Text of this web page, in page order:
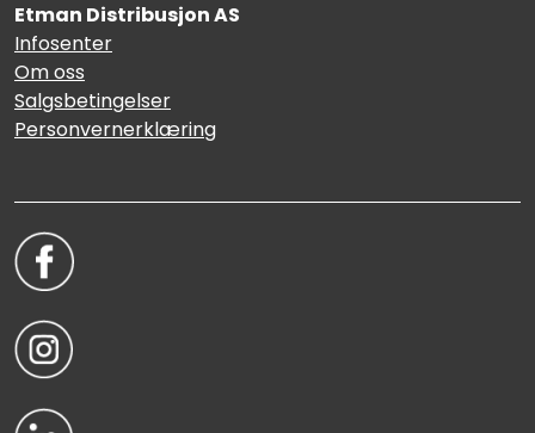
Etman Distribusjon AS
Infosenter
Om oss
Salgsbetingelser
Personvernerklæring